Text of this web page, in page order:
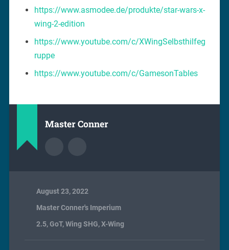
https://www.asmodee.de/produkte/star-wars-x-
wing-2-edition
https://www.youtube.com/c/XWingSelbsthilfeg
ruppe
https://www.youtube.com/c/GamesonTables
Master Conner
August 23, 2022
Master Conner's Imperium
2.5,GoT,Wing SHG,X-Wing